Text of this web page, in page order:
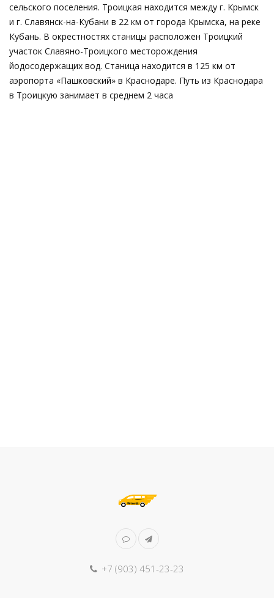
сельского поселения. Троицкая находится между г. Крымск
и г. Славянск-на-Кубани в 22 км от города Крымска, на реке
Кубань. В окрестностях станицы расположен Троицкий
участок Славяно-Троицкого месторождения
йодосодержащих вод. Станица находится в 125 км от
аэропорта «Пашковский» в Краснодаре. Путь из Краснодара
в Троицкую занимает в среднем 2 часа
+7 (903) 451-23-23